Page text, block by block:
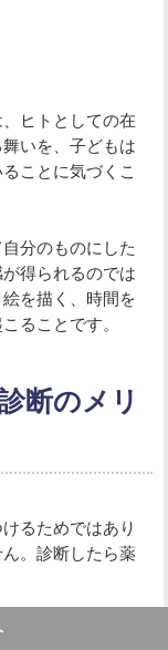
ヒトとしての在
いを、子どもは
ことに気づくこ
分のものにした
得られるのでは
を描く、時間を
ることです。
断のメリ
るためではあり
。診断したら薬